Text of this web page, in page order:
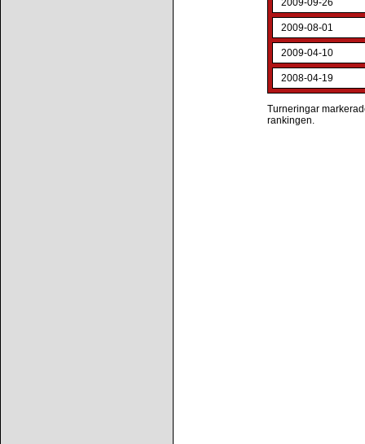
2009-09-26
2009-08-01
2009-04-10
2008-04-19
Turneringar
rankingen.